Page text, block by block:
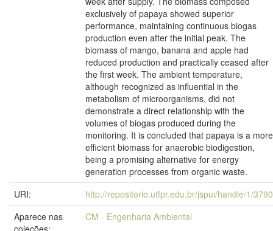
exclusively of papaya showed superior
performance, maintaining continuous biogas
production even after the initial peak. The
biomass of mango, banana and apple had
reduced production and practically ceased after
the first week. The ambient temperature,
although recognized as influential in the
metabolism of microorganisms, did not
demonstrate a direct relationship with the
volumes of biogas produced during the
monitoring. It is concluded that papaya is a more
efficient biomass for anaerobic biodigestion,
being a promising alternative for energy
generation processes from organic waste.
URI:
http://repositorio.utfpr.edu.br/jspui/handle/1/
Aparece nas
coleções:
CM - Engenharia Ambiental